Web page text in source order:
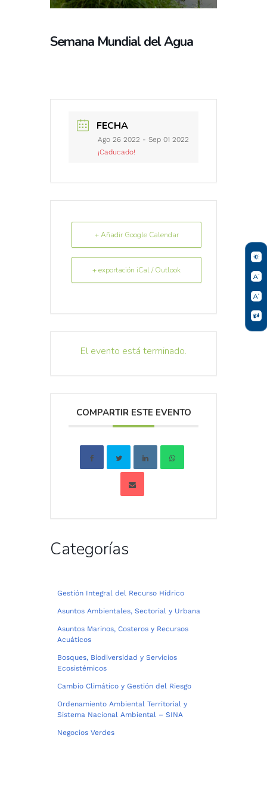
Semana Mundial del Agua
FECHA
Ago 26 2022 - Sep 01 2022
¡Caducado!
+ Añadir Google Calendar
+ exportación iCal / Outlook
El evento está terminado.
COMPARTIR ESTE EVENTO
Categorías
Gestión Integral del Recurso Hídrico
Asuntos Ambientales, Sectorial y Urbana
Asuntos Marinos, Costeros y Recursos
Acuáticos
Bosques, Biodiversidad y Servicios
Ecosistémicos
Cambio Climático y Gestión del Riesgo
Ordenamiento Ambiental Territorial y
Sistema Nacional Ambiental – SINA
Negocios Verdes